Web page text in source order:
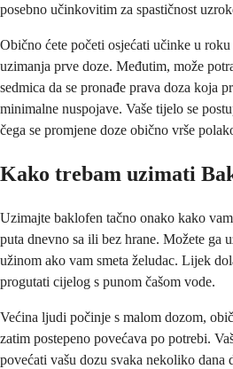
posebno učinkovitim za spastičnost
Obično ćete početi osjećati učinke u
uzimanja prve doze. Međutim, može
sedmica da se pronađe prava doza koja
minimalne nuspojave. Vaše tijelo se
čega se promjene doze obično vrše
Kako trebam uzimati
Uzimajte baklofen tačno onako kako
puta dnevno sa ili bez hrane. Možete ga
užinom ako vam smeta želudac. Lijek
progutati cijelog s punom čašom vode.
Većina ljudi počinje s malom dozom,
zatim postepeno povećava po potrebi.
povećati vašu dozu svaka nekoliko dana